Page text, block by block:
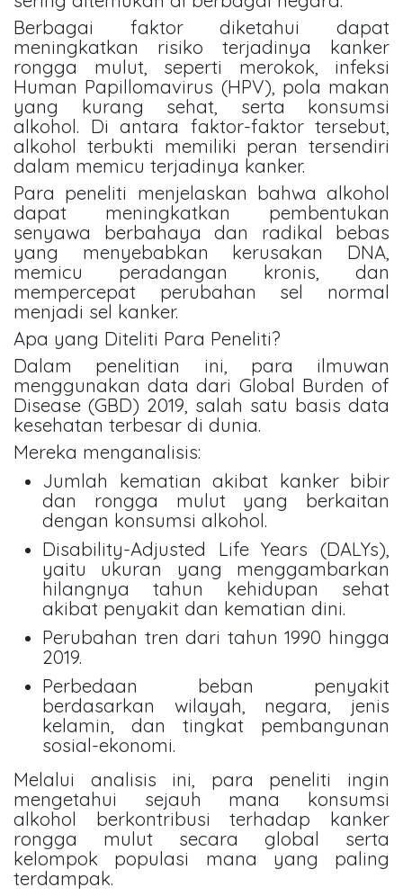
Berbagai faktor diketahui dapat
meningkatkan risiko terjadinya kanker
rongga mulut, seperti merokok, infeksi
Human Papillomavirus (HPV), pola makan
yang kurang sehat, serta konsumsi
alkohol. Di antara faktor-faktor tersebut,
alkohol terbukti memiliki peran tersendiri
dalam memicu terjadinya kanker.
Para peneliti menjelaskan bahwa alkohol
dapat meningkatkan pembentukan
senyawa berbahaya dan radikal bebas
yang menyebabkan kerusakan DNA,
memicu peradangan kronis, dan
mempercepat perubahan sel normal
menjadi sel kanker.
Apa yang Diteliti Para Peneliti?
Dalam penelitian ini, para ilmuwan
menggunakan data dari Global Burden of
Disease (GBD) 2019, salah satu basis data
kesehatan terbesar di dunia.
Mereka menganalisis:
Jumlah kematian akibat kanker bibir
dan rongga mulut yang berkaitan
dengan konsumsi alkohol.
Disability-Adjusted Life Years (DALYs),
yaitu ukuran yang menggambarkan
hilangnya tahun kehidupan sehat
akibat penyakit dan kematian dini.
Perubahan tren dari tahun 1990 hingga
2019.
Perbedaan beban penyakit
berdasarkan wilayah, negara, jenis
kelamin, dan tingkat pembangunan
sosial-ekonomi.
Melalui analisis ini, para peneliti ingin
mengetahui sejauh mana konsumsi
alkohol berkontribusi terhadap kanker
rongga mulut secara global serta
kelompok populasi mana yang paling
terdampak.